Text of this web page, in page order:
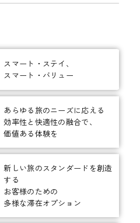
スマート・ステイ、
スマート・バリュー
あらゆる旅のニーズに応える
効率性と快適性の融合で、
価値ある体験を
新しい旅のスタンダードを創造
する
お客様のための
多様な滞在オプション